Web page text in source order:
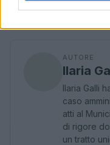
circolari.
AUTORE
Ilaria
Ilaria Galli
caso
atti al
di rigore
un tratto